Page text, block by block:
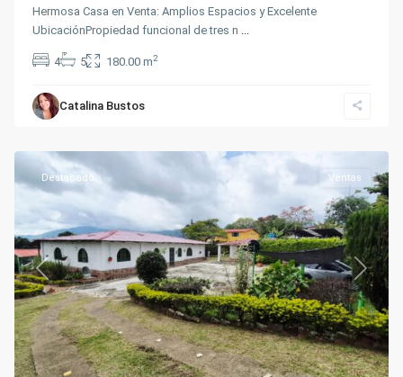
Hermosa Casa en Venta: Amplios Espacios y Excelente
UbicaciónPropiedad funcional de tres n ...
4 5 180.00 m2
Catalina Bustos
BOSACHOQUE
Previous Next
Destacado Ventas